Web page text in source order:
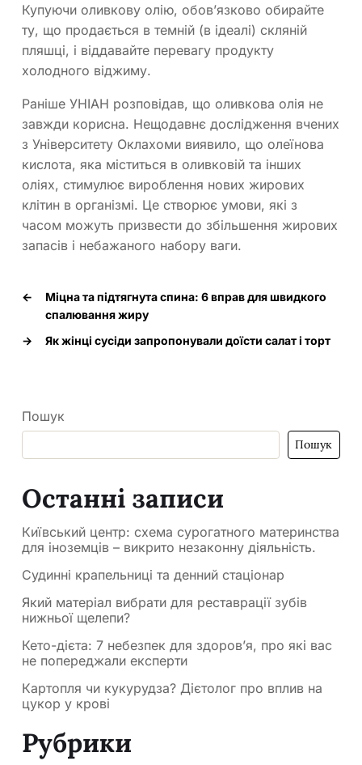
Купуючи оливкову олію, обов’язково обирайте
ту, що продається в темній (в ідеалі) скляній
пляшці, і віддавайте перевагу продукту
холодного віджиму.
Раніше УНІАН розповідав, що оливкова олія не
завжди корисна. Нещодавнє дослідження вчених
з Університету Оклахоми виявило, що олеїнова
кислота, яка міститься в оливковій та інших
оліях, стимулює вироблення нових жирових
клітин в організмі. Це створює умови, які з
часом можуть призвести до збільшення жирових
запасів і небажаного набору ваги.
←
Міцна та підтягнута спина: 6 вправ для швидкого
спалювання жиру
→
Як жінці сусіди запропонували доїсти салат і торт
Пошук
Пошук
Останні записи
Київський центр: схема сурогатного материнства
для іноземців – викрито незаконну діяльність.
Судинні крапельниці та денний стаціонар
Який матеріал вибрати для реставрації зубів
нижньої щелепи?
Кето-дієта: 7 небезпек для здоров’я, про які вас
не попереджали експерти
Картопля чи кукурудза? Дієтолог про вплив на
цукор у крові
Рубрики